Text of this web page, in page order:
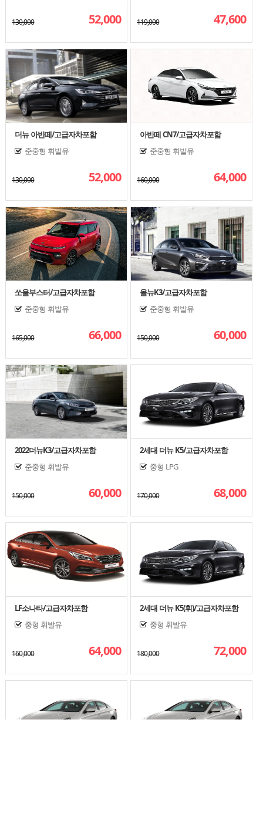
130,000 52,000 119,000 47,600
더뉴 아반떼/고급자차포함
준중형 휘발유
130,000 52,000
아반떼 CN7/고급자차포함
준중형 휘발유
160,000 64,000
쏘울부스터/고급자차포함
준중형 휘발유
165,000 66,000
올뉴K3/고급자차포함
준중형 휘발유
150,000 60,000
2022더뉴K3/고급자차포함
준중형 휘발유
150,000 60,000
2세대 더뉴 K5/고급자차포함
중형 LPG
170,000 68,000
LF소나타/고급자차포함
중형 휘발유
160,000 64,000
2세대 더뉴 K5(휘)/고급자차포함
중형 휘발유
180,000 72,000